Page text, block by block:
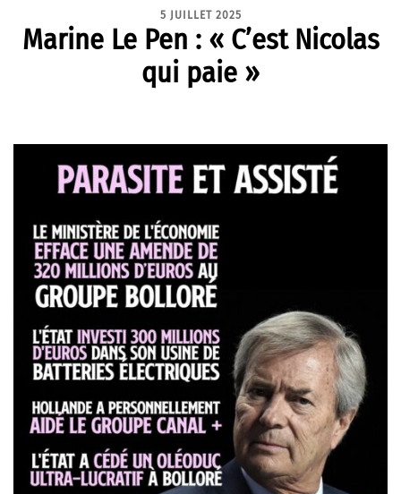
5 JUILLET 2025
Marine Le Pen : « C’est Nicolas
qui paie »